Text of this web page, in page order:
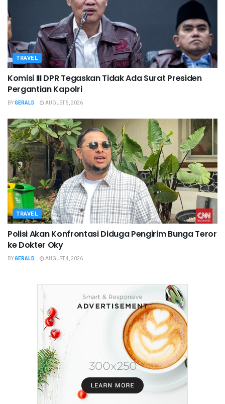
TRAVEL
Komisi III DPR Tegaskan Tidak Ada Surat Presiden
Pergantian Kapolri
BYGERALD AUGUST 5, 2026
TRAVEL
Polisi Akan Konfrontasi Diduga Pengirim Bunga Teror
ke Dokter Oky
BYGERALD AUGUST 4, 2026